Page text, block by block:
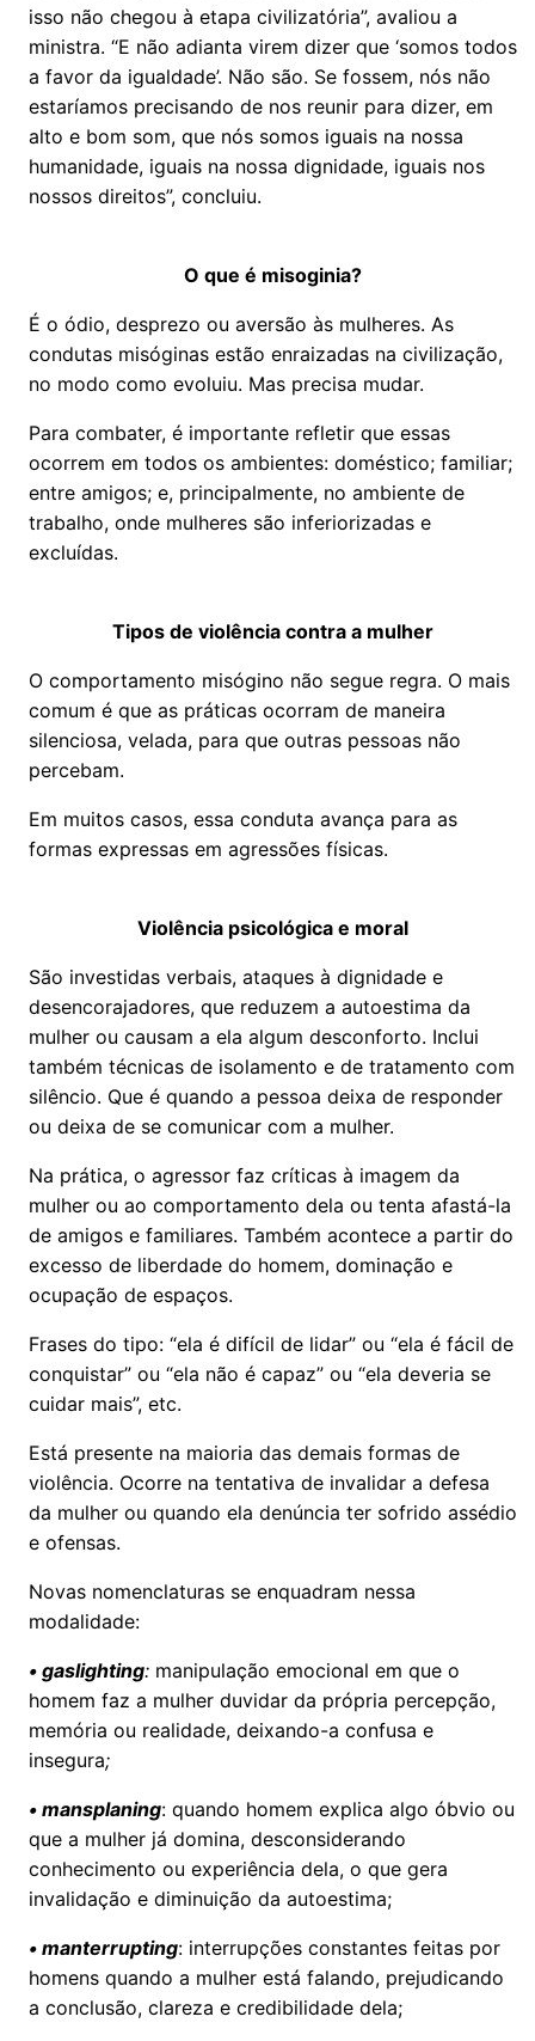
isso não chegou à etapa civilizatória”, avaliou a
ministra. “E não adianta virem dizer que ‘somos todos
a favor da igualdade’. Não são. Se fossem, nós não
estaríamos precisando de nos reunir para dizer, em
alto e bom som, que nós somos iguais na nossa
humanidade, iguais na nossa dignidade, iguais nos
nossos direitos”, concluiu.
O que é misoginia?
É o ódio, desprezo ou aversão às mulheres. As
condutas misóginas estão enraizadas na civilização,
no modo como evoluiu. Mas precisa mudar.
Para combater, é importante refletir que essas
ocorrem em todos os ambientes: doméstico; familiar;
entre amigos; e, principalmente, no ambiente de
trabalho, onde mulheres são inferiorizadas e
excluídas.
Tipos de violência contra a mulher
O comportamento misógino não segue regra. O mais
comum é que as práticas ocorram de maneira
silenciosa, velada, para que outras pessoas não
percebam.
Em muitos casos, essa conduta avança para as
formas expressas em agressões físicas.
Violência psicológica e moral
São investidas verbais, ataques à dignidade e
desencorajadores, que reduzem a autoestima da
mulher ou causam a ela algum desconforto. Inclui
também técnicas de isolamento e de tratamento com
silêncio. Que é quando a pessoa deixa de responder
ou deixa de se comunicar com a mulher.
Na prática, o agressor faz críticas à imagem da
mulher ou ao comportamento dela ou tenta afastá-la
de amigos e familiares. Também acontece a partir do
excesso de liberdade do homem, dominação e
ocupação de espaços.
Frases do tipo: “ela é difícil de lidar” ou “ela é fácil de
conquistar” ou “ela não é capaz” ou “ela deveria se
cuidar mais”, etc.
Está presente na maioria das demais formas de
violência. Ocorre na tentativa de invalidar a defesa
da mulher ou quando ela denúncia ter sofrido assédio
e ofensas.
Novas nomenclaturas se enquadram nessa
modalidade:
• gaslighting: manipulação emocional em que o
homem faz a mulher duvidar da própria percepção,
memória ou realidade, deixando-a confusa e
insegura;
• mansplaning: quando homem explica algo óbvio ou
que a mulher já domina, desconsiderando
conhecimento ou experiência dela, o que gera
invalidação e diminuição da autoestima;
• manterrupting: interrupções constantes feitas por
homens quando a mulher está falando, prejudicando
a conclusão, clareza e credibilidade dela;